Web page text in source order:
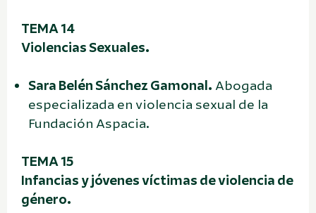
TEMA 14
Violencias Sexuales.
Sara Belén Sánchez Gamonal. Abogada
especializada en violencia sexual de la
Fundación Aspacia.
TEMA 15
Infancias y jóvenes víctimas de violencia de
género.